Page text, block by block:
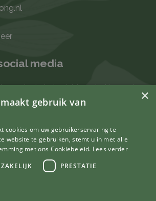
media
en leukste berichten vind je op de ×
gebruik van
cookies om uw gebruikerservaring te
website te gebruiken, stemt u in met alle
met ons Cookiebeleid. Lees verder
PRESTATIE